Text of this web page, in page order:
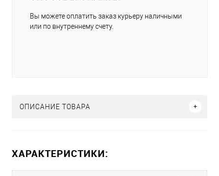
Вы можете оплатить заказ курьеру наличными
или по внутреннему счету.
ОПИСАНИЕ ТОВАРА
ХАРАКТЕРИСТИКИ: